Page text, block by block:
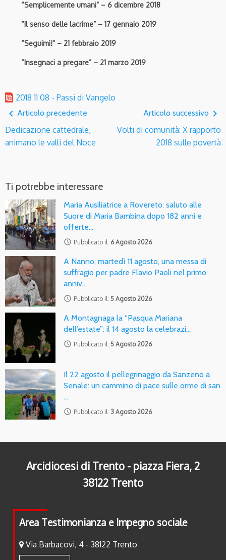
“Semplicemente umani” – 6 dicembre 2018
“Il senso delle lacrime” – 17 gennaio 2019
“Seguimi!” – 21 febbraio 2019
“Insegnaci a pregare” – 21 marzo 2019
2018 11 08 - Passi di Vangelo
navigate_before Articolo precedente
Dedicazione cattedrale,
animano le valli del Noce
Articolo successivo navigate_next
Volti di comunità: X rapporto
2018 sulle povertà
Ti potrebbe interessare
Maria Ausiliatrice a Rovereto: saluto alle
Suore di Maria Bambina dopo 182 anni e
offerte…
access_time Pubblicato il: 6 Agosto 2026
A Nanno, martedì 11 agosto, una messa di
suffragio per padre Flavio Paoli nel primo
anniv…
access_time Pubblicato il: 5 Agosto 2026
A Montagnaga la “Pasqua Mariana
dell’estate”: il 14 agosto la celebrazi…
access_time Pubblicato il: 5 Agosto 2026
Il 22 agosto il pellegrinaggio da Sanzeno a
Senale: un cammino di pace sulle orme di san
…
access_time Pubblicato il: 3 Agosto 2026
Arcidiocesi di Trento - piazza Fiera, 2
38122 Trento
Area Testimonianza e Impegno sociale
Via Barbacovi, 4 - 38122 Trento